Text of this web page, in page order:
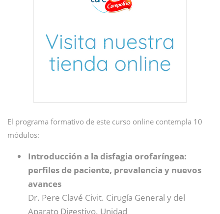
El programa formativo de este curso online contempla 10
módulos:
Introducción a la disfagia orofaríngea:
perfiles de paciente, prevalencia y nuevos
avances
Dr. Pere Clavé Civit. Cirugía General y del
Aparato Digestivo. Unidad